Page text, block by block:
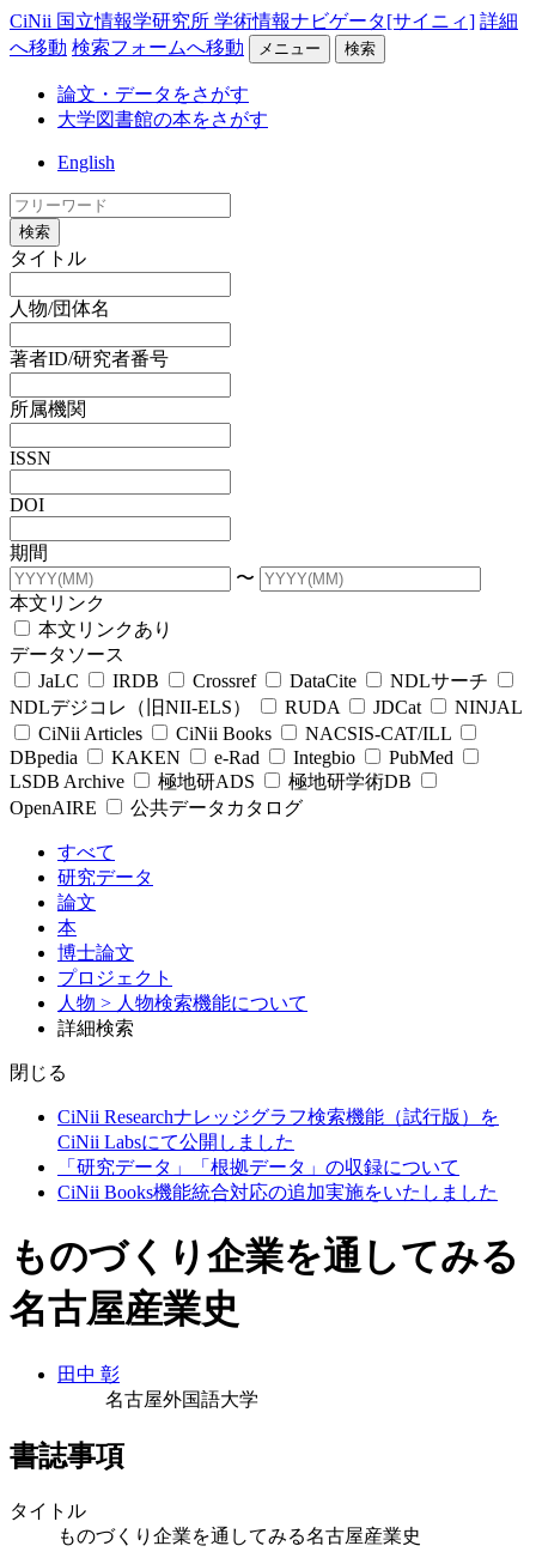
CiNii 国立情報学研究所 学術情報ナビゲータ[サイニィ] 詳細
へ移動 検索フォームへ移動 メニュー 検索
論文・データをさがす
大学図書館の本をさがす
English
検索
タイトル
人物/団体名
著者ID/研究者番号
所属機関
ISSN
DOI
期間
〜
本文リンク
本文リンクあり
データソース
JaLC
IRDB Crossref DataCite
NDLサーチ
NDLデジコレ（旧NII-ELS）
RUDA JDCat
NINJAL
CiNii Articles
CiNii Books
NACSIS-CAT/ILL
DBpedia
KAKEN e-Rad Integbio
PubMed
LSDB Archive
極地研ADS
極地研学術DB
OpenAIRE
公共データカタログ
すべて
研究データ
論文
本
博士論文
プロジェクト
人物 > 人物検索機能について
詳細検索
閉じる
CiNii Researchナレッジグラフ検索機能（試行版）を
CiNii Labsにて公開しました
「研究データ」「根拠データ」の収録について
CiNii Books機能統合対応の追加実施をいたしました
ものづくり企業を通してみる
名古屋産業史
田中 彰
名古屋外国語大学
書誌事項
タイトル
ものづくり企業を通してみる名古屋産業史